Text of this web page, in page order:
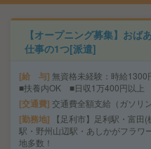
【オープニング募集】おば
仕事の1つ[派遣]
給 与 無資格未経験：時給
■扶養内OK ■日収1万400円以上
交通費 交通費全額支給（ガソリ
勤務地
【足利市】足利駅・富田
駅・野州山辺駅・あしかがフラワ
地多数！